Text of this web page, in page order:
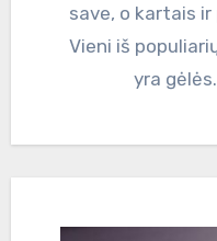
save, o kartais
Vieni iš
yra